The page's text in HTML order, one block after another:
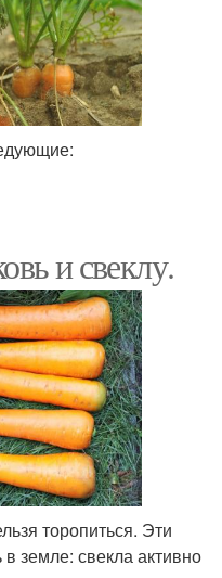
и свеклу.
торопиться. Эти
земле: свекла активно